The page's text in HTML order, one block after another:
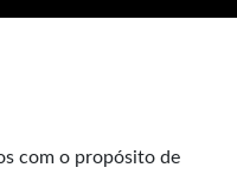
com o propósito de